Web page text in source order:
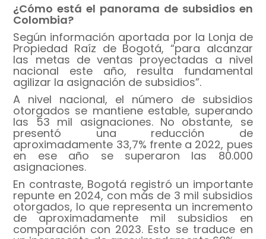
¿Cómo está el panorama de subsidios en
Colombia?
Según información aportada por la Lonja de
Propiedad Raíz de Bogotá, “para alcanzar
las metas de ventas proyectadas a nivel
nacional este año, resulta fundamental
agilizar la asignación de subsidios”.
A nivel nacional, el número de subsidios
otorgados se mantiene estable, superando
las 53 mil asignaciones. No obstante, se
presentó una reducción de
aproximadamente 33,7% frente a 2022, pues
en ese año se superaron las 80.000
asignaciones.
En contraste, Bogotá registró un importante
repunte en 2024, con más de 3 mil subsidios
otorgados, lo que representa un incremento
de aproximadamente mil subsidios en
comparación con 2023. Esto se traduce en